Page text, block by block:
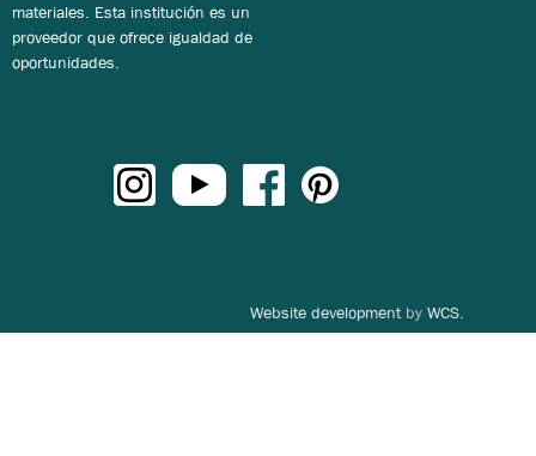
materiales. Esta institución es un
proveedor que ofrece igualdad de
oportunidades.
Website developmentby WCS.